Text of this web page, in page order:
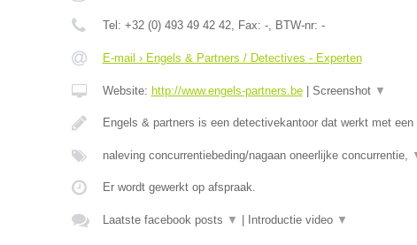
Tel: +32 (0) 493 49 42 42, Fax: -, BTW-nr: -
E-mail › Engels & Partners / Detectives - Experten
Website: http://www.engels-partners.be| Screenshot ▼
Engels & partners is een detectivekantoor dat werkt met
naleving concurrentiebeding/nagaan oneerlijke concurrentie,
Er wordt gewerkt op afspraak.
Laatste facebook posts ▼ Introductie video ▼